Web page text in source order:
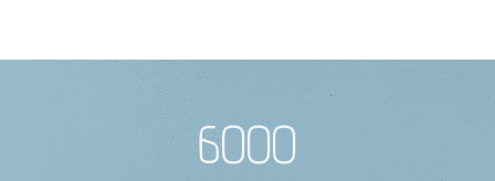
6000